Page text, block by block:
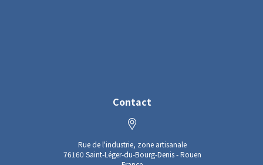
Contact
Rue de l'industrie, zone artisanale
76160 Saint-Léger-du-Bourg-Denis - Rouen